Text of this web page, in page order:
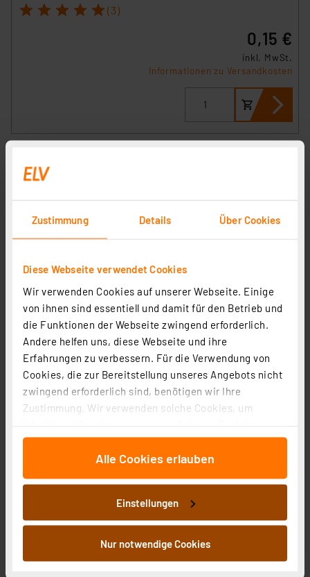
Zustimmung Details Über Cookies
Diese Webseite verwendet Cookies
Wir verwenden Cookies auf unserer Webseite. Einige
von ihnen sind essentiell und damit für den Betrieb und
die Funktionen der Webseite zwingend erforderlich.
Andere helfen uns, diese Webseite und ihre
Erfahrungen zu verbessern. Für die Verwendung von
Cookies, die zur Bereitstellung unseres Angebots nicht
zwingend erforderlich sind, benötigen wir Ihre
Zustimmung. Wir verwenden solche Cookies, um
für soziale Medien anbieten zu können und die Zugriffe
auf unsere Website zu analysieren. Außerdem geben
wir Informationen zu Ihrer Verwendung unserer Website
an unsere Partner für soziale Medien, Werbung und
Analysen weiter. Unsere Partner führen diese
Informationen möglicherweise mit weiteren Daten
zusammen, die Sie ihnen bereitgestellt haben oder die
sie im Rahmen Ihrer Nutzung der Dienste gesammelt
Alle Cookies erlauben
Einstellungen
Nur notwendige Cookies
1 2 3 4 5 (3)
0,15 €
inkl. MwSt.
Informationen zu Versandkosten
Kabelverschraubung MBFO 20
Artikel-Nr. 127569
Informationen zu Versandkosten
Kabelverschraubung MBFO 16-1
Artikel-Nr. 127568
0,39 €
Informationen zu Versandkosten